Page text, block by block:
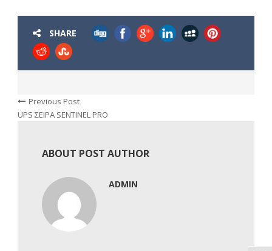
SHARE
Previous Post
UPS ΣΕΙΡΑ SENTINEL PRO
ABOUT POST AUTHOR
ADMIN